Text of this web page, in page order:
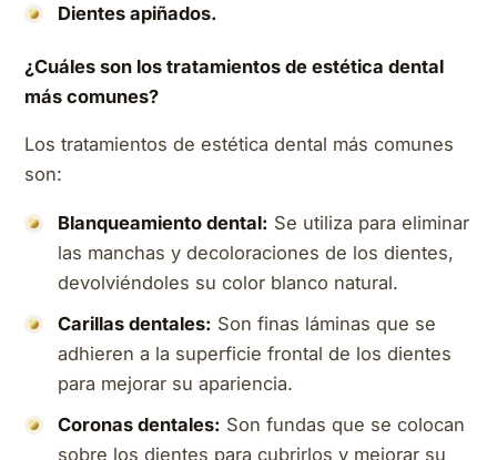
Dientes apiñados.
¿Cuáles son los tratamientos de estética dental
más comunes?
Los tratamientos de estética dental más comunes
son:
Blanqueamiento dental: Se utiliza para eliminar
las manchas y decoloraciones de los dientes,
devolviéndoles su color blanco natural.
Carillas dentales: Son finas láminas que se
adhieren a la superficie frontal de los dientes
para mejorar su apariencia.
Coronas dentales: Son fundas que se colocan
sobre los dientes para cubrirlos y mejorar su